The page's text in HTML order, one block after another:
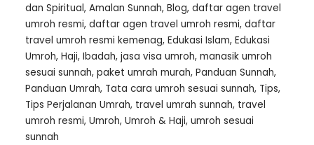
dan Spiritual, Amalan Sunnah, Blog, daftar agen travel
umroh resmi, ⁠daftar agen travel umroh resmi, daftar
travel umroh resmi kemenag, Edukasi Islam, Edukasi
Umroh, Haji, Ibadah, jasa visa umroh, manasik umroh
sesuai sunnah, paket umrah murah, Panduan Sunnah,
Panduan Umrah, Tata cara umroh sesuai sunnah, Tips,
Tips Perjalanan Umrah, travel umrah sunnah, travel
umroh resmi, Umroh, Umroh & Haji, umroh sesuai
sunnah